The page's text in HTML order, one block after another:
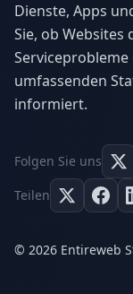
Dienste, Apps
Sie, ob Websites
umfassenden
informiert.
Folgen Sie uns
Teilen
© 2026 Entireweb